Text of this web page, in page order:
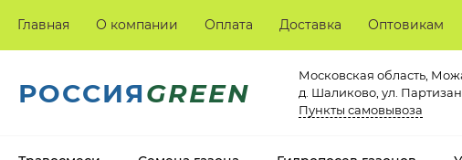
Главная О компании Оплата Доставка Оптовикам
РОССИЯGREEN
Московская область,
д. Шаликово, ул.
Пункты самовывоза